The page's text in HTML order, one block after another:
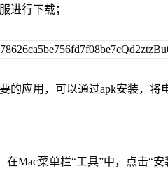
进行下载；
的应用，可以通过apk安装，将
在Mac菜单栏“工具”中，点击“